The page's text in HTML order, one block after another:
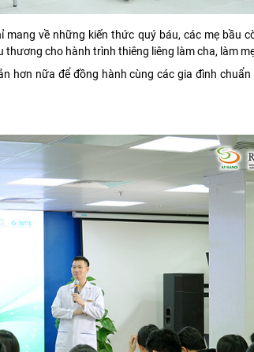
về những kiến thức quý báu, các mẹ bầu
cho hành trình thiêng liêng làm cha, làm
hơn nữa để đồng hành cùng các gia đình chuẩn